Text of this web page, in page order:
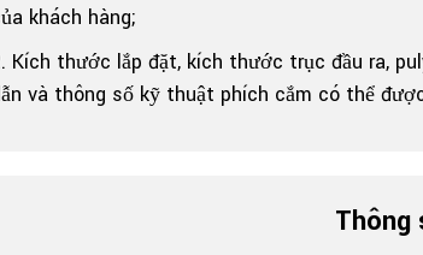
khách hàng;
Kích thước lắp đặt, kích thước trục đầu ra,
và thông số kỹ thuật phích cắm có thể